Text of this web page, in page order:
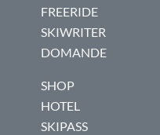
FREERIDE
SKIWRITER
DOMANDE
SHOP
HOTEL
SKIPASS